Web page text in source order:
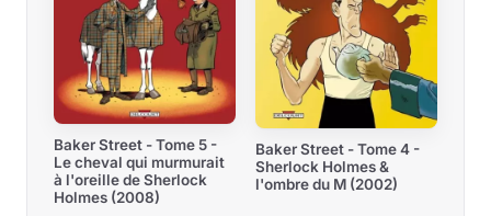
Baker Street - Tome 5 -
Le cheval qui murmurait
à l'oreille de Sherlock
Holmes (2008)
Baker Street - Tome 4 -
Sherlock Holmes &
l'ombre du M (2002)